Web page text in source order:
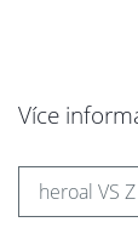
Více
heroal VS Z